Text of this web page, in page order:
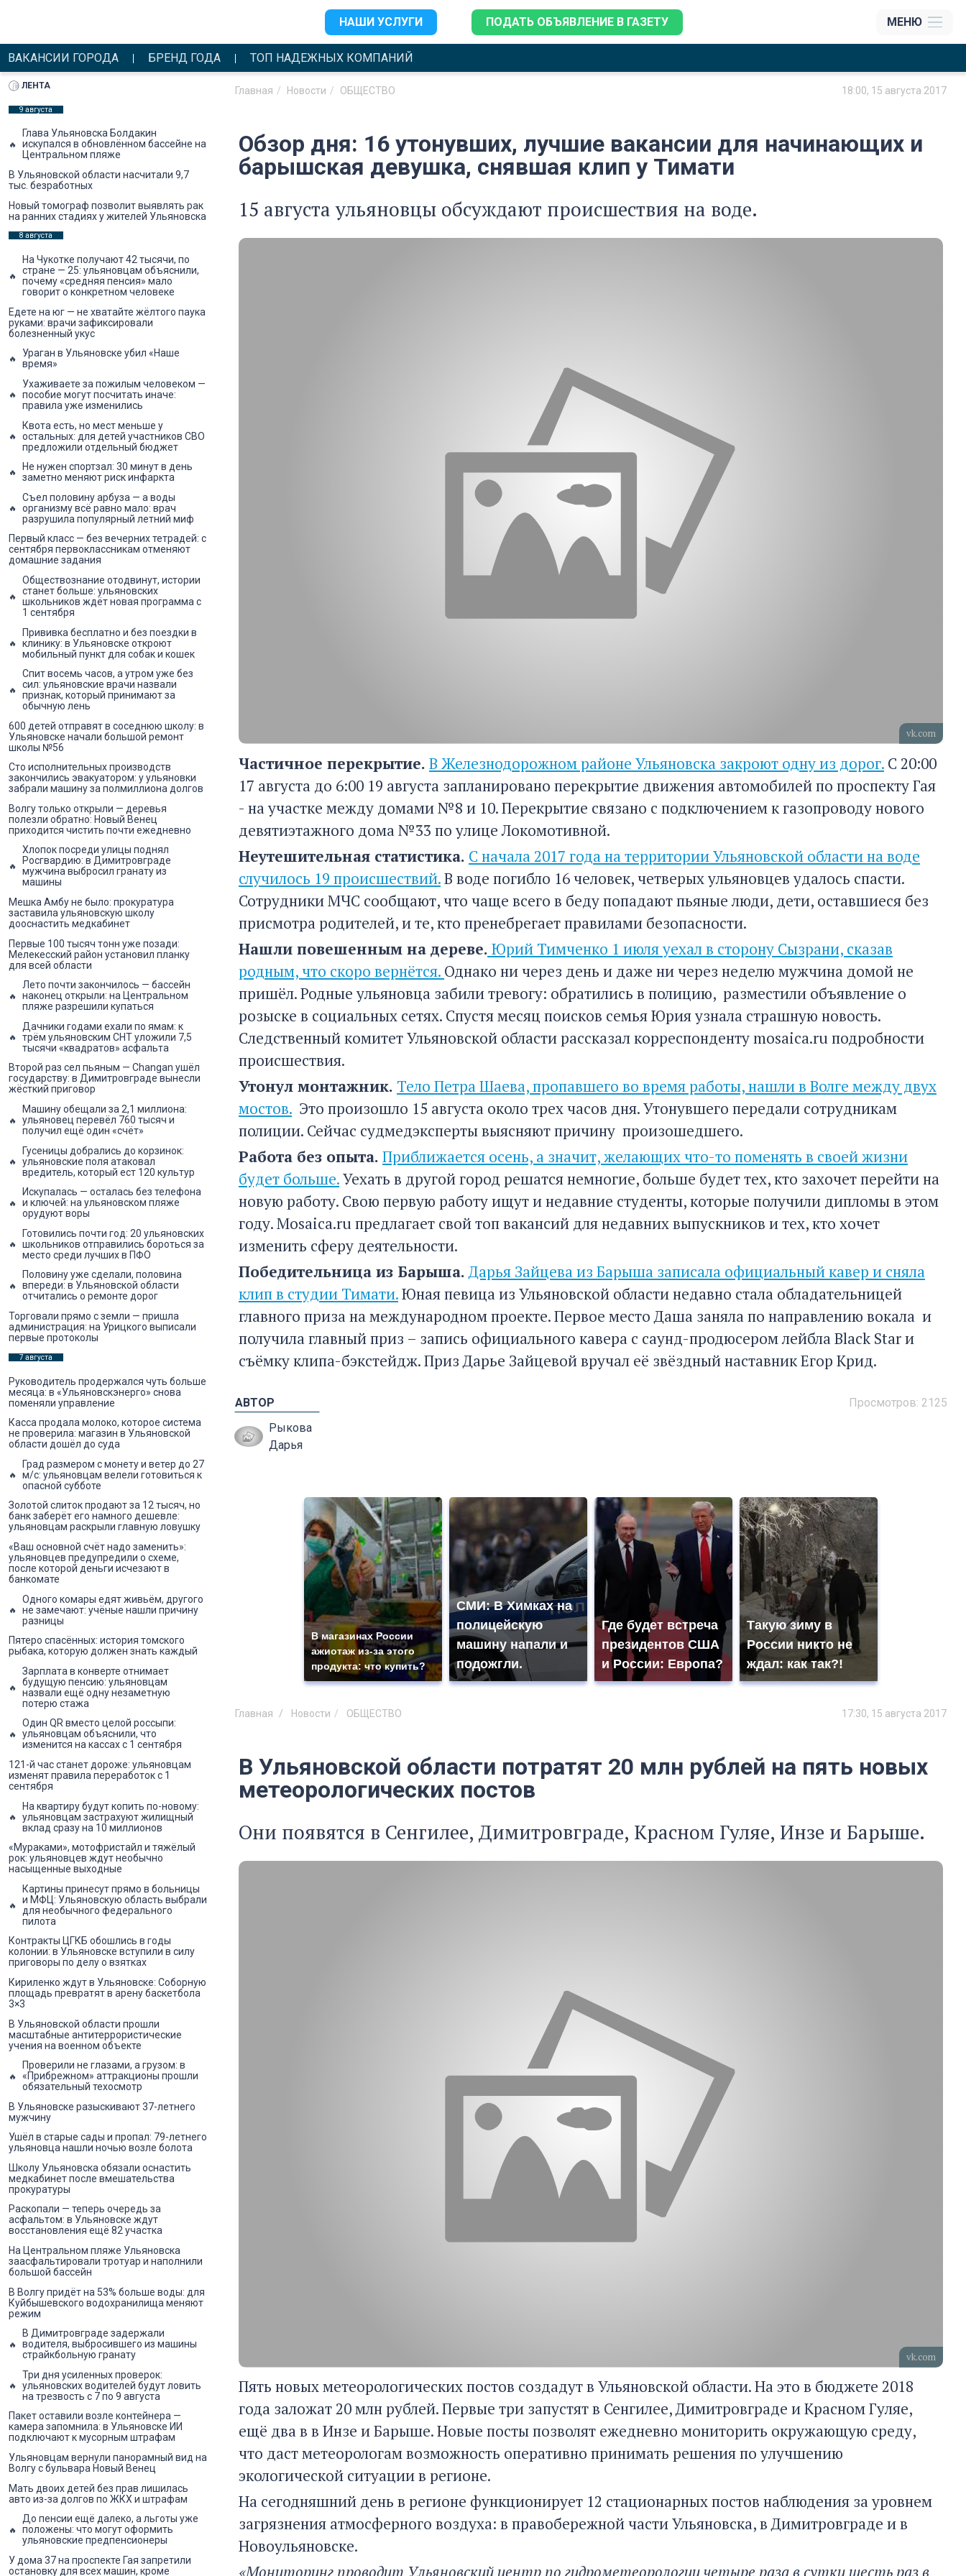
НАШИ УСЛУГИ ПОДАТЬ ОБЪЯВЛЕНИЕ В ГАЗЕТУ МЕНЮ
ВАКАНСИИ ГОРОДА БРЕНД ГОДА ТОП НАДЕЖНЫХ КОМПАНИЙ
Главная Новости ОБЩЕСТВО 18:00, 15 августа 2017
Обзор дня: 16 утонувших, лучшие вакансии для начинающих и
барышская девушка, снявшая клип у Тимати
15 августа ульяновцы обсуждают происшествия на воде.
vk.com
Частичное перекрытие. В Железнодорожном районе Ульяновска закроют одну из дорог. С 20:00
17 августа до 6:00 19 августа запланировано перекрытие движения автомобилей по проспекту Гая
- на участке между домами №8 и 10. Перекрытие связано с подключением к газопроводу нового
девятиэтажного дома №33 по улице Локомотивной.
Неутешительная статистика. C начала 2017 года на территории Ульяновской области на воде
случилось 19 происшествий.В воде погибло 16 человек, четверых ульяновцев удалось спасти.
Сотрудники МЧС сообщают, что чаще всего в беду попадают пьяные люди, дети, оставшиеся без
присмотра родителей, и те, кто пренебрегает правилами безопасности.
Нашли повешенным на дереве. Юрий Тимченко 1 июля уехал в сторону Сызрани, сказав
родным, что скоро вернётся. Однако ни через день и даже ни через неделю мужчина домой не
пришёл. Родные ульяновца забили тревогу: обратились в полицию, разместили объявление о
розыске в социальных сетях. Спустя месяц поисков семья Юрия узнала страшную новость.
Следственный комитет Ульяновской области рассказал корреспонденту mosaica.ru подробности
происшествия.
Утонул монтажник. Тело Петра Шаева, пропавшего во время работы, нашли в Волге между двух
мостов. Это произошло 15 августа около трех часов дня. Утонувшего передали сотрудникам
полиции. Сейчас судмедэксперты выясняют причину произошедшего.
Работа без опыта. Приближается осень, а значит, желающих что-то поменять в своей жизни
будет больше.Уехать в другой город решатся немногие, больше будет тех, кто захочет перейти на
новую работу. Свою первую работу ищут и недавние студенты, которые получили дипломы в этом
году. Mosaica.ru предлагает свой топ вакансий для недавних выпускников и тех, кто хочет
изменить сферу деятельности.
Победительница из Барыша.Дарья Зайцева из Барыша записала официальный кавер и сняла
клип в студии Тимати.Юная певица из Ульяновской области недавно стала обладательницей
главного приза на международном проекте. Первое место Даша заняла по направлению вокала и
получила главный приз – запись официального кавера с саунд-продюсером лейбла Black Star и
съёмку клипа-бэкстейдж. Приз Дарье Зайцевой вручал её звёздный наставник Егор Крид.
Просмотров: 2125
АВТОР
Рыкова
Дарья
В магазинах России
ажиотаж из-за этого
продукта: что купить?
СМИ: В Химках на
полицейскую
машину напали и
подожгли.
Где будет встреча
президентов США
и России: Европа?
Такую зиму в
России никто не
ждал: как так?!
Главная Новости ОБЩЕСТВО 17:30, 15 августа 2017
В Ульяновской области потратят 20 млн рублей на пять новых
метеорологических постов
Они появятся в Сенгилее, Димитровграде, Красном Гуляе, Инзе и Барыше.
vk.com
Пять новых метеорологических постов создадут в Ульяновской области. На это в бюджете 2018
года заложат 20 млн рублей. Первые три запустят в Сенгилее, Димитровграде и Красном Гуляе,
ещё два в в Инзе и Барыше. Новые посты позволят ежедневно мониторить окружающую среду,
что даст метеорологам возможность оперативно принимать решения по улучшению
экологической ситуации в регионе.
На сегодняшний день в регионе функционирует 12 стационарных постов наблюдения за уровнем
загрязнения атмосферного воздуха: в правобережной части Ульяновска, в Димитровграде и в
Новоульяновске.
«Мониторинг проводит Ульяновский центр по гидрометеорологии четыре раза в сутки шесть раз в
ЛЕНТА
9 августа
Глава Ульяновска Болдакин
искупался в обновлённом бассейне на
Центральном пляже
В Ульяновской области насчитали 9,7
тыс. безработных
Новый томограф позволит выявлять рак
на ранних стадиях у жителей Ульяновска
8 августа
На Чукотке получают 42 тысячи, по
стране — 25: ульяновцам объяснили,
почему «средняя пенсия» мало
говорит о конкретном человеке
Едете на юг — не хватайте жёлтого паука
руками: врачи зафиксировали
болезненный укус
Ураган в Ульяновске убил «Наше
время»
Ухаживаете за пожилым человеком —
пособие могут посчитать иначе:
правила уже изменились
Квота есть, но мест меньше у
остальных: для детей участников СВО
предложили отдельный бюджет
Не нужен спортзал: 30 минут в день
заметно меняют риск инфаркта
Съел половину арбуза — а воды
организму всё равно мало: врач
разрушила популярный летний миф
Первый класс — без вечерних тетрадей: с
сентября первоклассникам отменяют
домашние задания
Обществознание отодвинут, истории
станет больше: ульяновских
школьников ждёт новая программа с
1 сентября
Прививка бесплатно и без поездки в
клинику: в Ульяновске откроют
мобильный пункт для собак и кошек
Спит восемь часов, а утром уже без
сил: ульяновские врачи назвали
признак, который принимают за
обычную лень
600 детей отправят в соседнюю школу: в
Ульяновске начали большой ремонт
школы №56
Сто исполнительных производств
закончились эвакуатором: у ульяновки
забрали машину за полмиллиона долгов
Волгу только открыли — деревья
полезли обратно: Новый Венец
приходится чистить почти ежедневно
Хлопок посреди улицы поднял
Росгвардию: в Димитровграде
мужчина выбросил гранату из
машины
Мешка Амбу не было: прокуратура
заставила ульяновскую школу
дооснастить медкабинет
Первые 100 тысяч тонн уже позади:
Мелекесский район установил планку
для всей области
Лето почти закончилось — бассейн
наконец открыли: на Центральном
пляже разрешили купаться
Дачники годами ехали по ямам: к
трём ульяновским СНТ уложили 7,5
тысячи «квадратов» асфальта
Второй раз сел пьяным — Changan ушёл
государству: в Димитровграде вынесли
жёсткий приговор
Машину обещали за 2,1 миллиона:
ульяновец перевёл 760 тысяч и
получил ещё один «счёт»
Гусеницы добрались до корзинок:
ульяновские поля атаковал
вредитель, который ест 120 культур
Искупалась — осталась без телефона
и ключей: на ульяновском пляже
орудуют воры
Готовились почти год: 20 ульяновских
школьников отправились бороться за
место среди лучших в ПФО
Половину уже сделали, половина
впереди: в Ульяновской области
отчитались о ремонте дорог
Торговали прямо с земли — пришла
администрация: на Урицкого выписали
первые протоколы
7 августа
Руководитель продержался чуть больше
месяца: в «Ульяновскэнерго» снова
поменяли управление
Касса продала молоко, которое система
не проверила: магазин в Ульяновской
области дошёл до суда
Град размером с монету и ветер до 27
м/с: ульяновцам велели готовиться к
опасной субботе
Золотой слиток продают за 12 тысяч, но
банк заберёт его намного дешевле:
ульяновцам раскрыли главную ловушку
«Ваш основной счёт надо заменить»:
ульяновцев предупредили о схеме,
после которой деньги исчезают в
банкомате
Одного комары едят живьём, другого
не замечают: учёные нашли причину
разницы
Пятеро спасённых: история томского
рыбака, которую должен знать каждый
Зарплата в конверте отнимает
будущую пенсию: ульяновцам
назвали ещё одну незаметную
потерю стажа
Один QR вместо целой россыпи:
ульяновцам объяснили, что
изменится на кассах с 1 сентября
121-й час станет дороже: ульяновцам
изменят правила переработок с 1
сентября
На квартиру будут копить по-новому:
ульяновцам застрахуют жилищный
вклад сразу на 10 миллионов
«Мураками», мотофристайл и тяжёлый
рок: ульяновцев ждут необычно
насыщенные выходные
Картины принесут прямо в больницы
и МФЦ: Ульяновскую область выбрали
для необычного федерального
пилота
Контракты ЦГКБ обошлись в годы
колонии: в Ульяновске вступили в силу
приговоры по делу о взятках
Кириленко ждут в Ульяновске: Соборную
площадь превратят в арену баскетбола
3×3
В Ульяновской области прошли
масштабные антитеррористические
учения на военном объекте
Проверили не глазами, а грузом: в
«Прибрежном» аттракционы прошли
обязательный техосмотр
В Ульяновске разыскивают 37-летнего
мужчину
Ушёл в старые сады и пропал: 79-летнего
ульяновца нашли ночью возле болота
Школу Ульяновска обязали оснастить
медкабинет после вмешательства
прокуратуры
Раскопали — теперь очередь за
асфальтом: в Ульяновске ждут
восстановления ещё 82 участка
На Центральном пляже Ульяновска
заасфальтировали тротуар и наполнили
большой бассейн
В Волгу придёт на 53% больше воды: для
Куйбышевского водохранилища меняют
режим
В Димитровграде задержали
водителя, выбросившего из машины
страйкбольную гранату
Три дня усиленных проверок:
ульяновских водителей будут ловить
на трезвость с 7 по 9 августа
Пакет оставили возле контейнера —
камера запомнила: в Ульяновске ИИ
подключают к мусорным штрафам
Ульяновцам вернули панорамный вид на
Волгу с бульвара Новый Венец
Мать двоих детей без прав лишилась
авто из-за долгов по ЖКХ и штрафам
До пенсии ещё далеко, а льготы уже
положены: что могут оформить
ульяновские предпенсионеры
У дома 37 на проспекте Гая запретили
остановку для всех машин, кроме